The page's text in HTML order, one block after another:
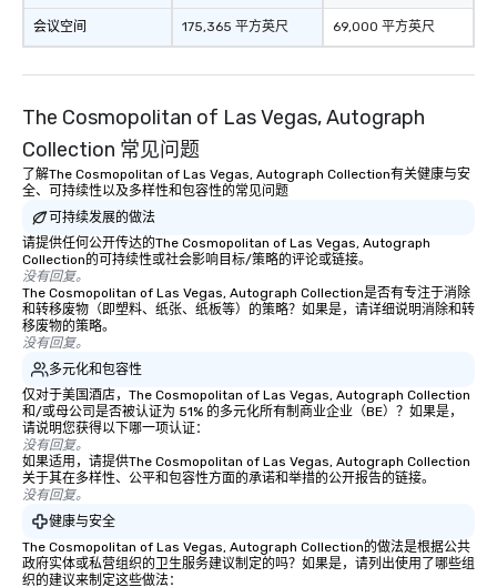
会议空间 175,365 平方英尺 69,000 平方英尺
The Cosmopolitan of Las Vegas, Autograph
Collection 常见问题
了解The Cosmopolitan of Las Vegas, Autograph Collection有关健康与安
全、可持续性以及多样性和包容性的常见问题
可持续发展的做法
请提供任何公开传达的The Cosmopolitan of Las Vegas, Autograph
Collection的可持续性或社会影响目标/策略的评论或链接。
没有回复。
The Cosmopolitan of Las Vegas, Autograph Collection是否有专注于消除
和转移废物（即塑料、纸张、纸板等）的策略？如果是，请详细说明消除和转
移废物的策略。
没有回复。
多元化和包容性
仅对于美国酒店，The Cosmopolitan of Las Vegas, Autograph Collection
和/或母公司是否被认证为 51% 的多元化所有制商业企业（BE）？如果是，
请说明您获得以下哪一项认证：
没有回复。
如果适用，请提供The Cosmopolitan of Las Vegas, Autograph Collection
关于其在多样性、公平和包容性方面的承诺和举措的公开报告的链接。
没有回复。
健康与安全
The Cosmopolitan of Las Vegas, Autograph Collection的做法是根据公共
政府实体或私营组织的卫生服务建议制定的吗？如果是，请列出使用了哪些组
织的建议来制定这些做法：